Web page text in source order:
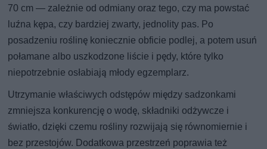
70 cm — zależnie od odmiany oraz tego, czy ma powstać
luźna kępa, czy bardziej zwarty, jednolity pas. Po
posadzeniu roślinę koniecznie obficie podlej, a potem usuń
połamane albo uszkodzone liście i pędy, które tylko
niepotrzebnie osłabiają młody egzemplarz.
Utrzymanie właściwych odstępów między sadzonkami
zmniejsza konkurencję o wodę, składniki odżywcze i
światło, dzięki czemu rośliny rozwijają się równomiernie i
bez przestojów. Dodatkowa przestrzeń poprawia też